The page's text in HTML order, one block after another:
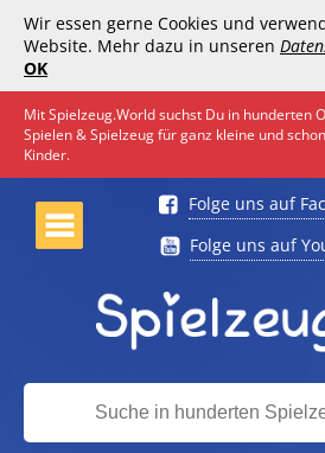
Wir essen gerne Cookies und
Website. Mehr dazu in unseren
OK
Mit Spielzeug.World suchst Du in hunderten
Spielen & Spielzeug für ganz kleine und
Kinder.
Folge uns auf
Folge uns auf